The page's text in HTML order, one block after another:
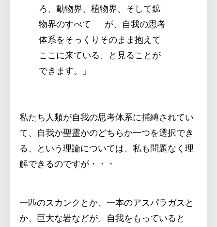
ろ、動物界、植物界、そして鉱
物界のすべて ― が、自我の思考
体系をそっくりそのまま抱えて
ここに来ている、と見ることが
できます。」
私たち人類が自我の思考体系に捕縛されてい
て、自我か聖霊かのどちらか一つを選択でき
る、という理論については、私も問題なく理
解できるのですが・・・
一匹のスカンクとか、一本のアスパラガスと
か、巨大な岩などが、自我をもっていると